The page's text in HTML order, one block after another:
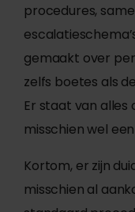
procedures,
gemaakt over
zelfs boetes als
Er staat van alles
misschien wel een
Kortom, er zijn
misschien al